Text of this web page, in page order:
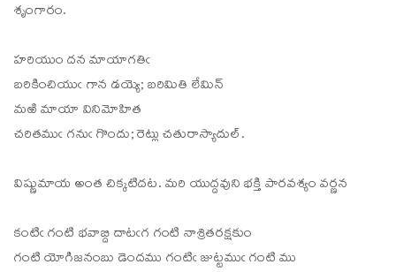
శృంగారం.
హరియుం దన మాయాగతిఁ
బరికించియుఁ గాన డయ్యె; బరిమితి లేమిన్
మఱి మాయా వినిమోహిత
చరితముఁ గనుఁ గొందు; రెట్లు చతురాస్యాదుల్.
విష్ణుమాయ అంత చిక్కటిదట. మరి యుద్దవుని భక్తి పారవశ్యం వర్ణన
కంటిఁ గంటి భవాబ్ది దాటఁగ గంటి నాశ్రితరక్షకుం
గంటి యోగిజనంబు డెందము గంటిఁ జుట్టముఁ గంటి ము